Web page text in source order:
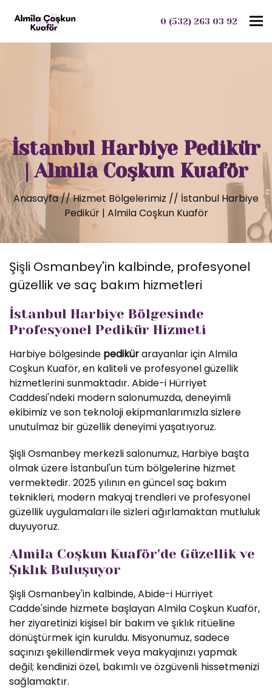
0 (532) 263 03 92
İstanbul Harbiye Pedikür
| Almila Coşkun Kuaför
Anasayfa//Hizmet Bölgelerimiz // İstanbul Harbiye
Pedikür | Almila Coşkun Kuaför
Şişli Osmanbey'in kalbinde, profesyonel
güzellik ve saç bakım hizmetleri
İstanbul Harbiye Bölgesinde
Profesyonel Pedikür Hizmeti
Harbiye bölgesinde pedikürarayanlar için Almila
Coşkun Kuaför, en kaliteli ve profesyonel güzellik
hizmetlerini sunmaktadır. Abide-i Hürriyet
Caddesi'ndeki modern salonumuzda, deneyimli
ekibimiz ve son teknoloji ekipmanlarımızla sizlere
unutulmaz bir güzellik deneyimi yaşatıyoruz.
Şişli Osmanbey merkezli salonumuz, Harbiye başta
olmak üzere İstanbul'un tüm bölgelerine hizmet
vermektedir. 2025 yılının en güncel saç bakım
teknikleri, modern makyaj trendleri ve profesyonel
güzellik uygulamaları ile sizleri ağırlamaktan mutluluk
duyuyoruz.
Almila Coşkun Kuaför'de Güzellik ve
Şıklık Buluşuyor
Şişli Osmanbey'in kalbinde, Abide-i Hürriyet
Cadde'sinde hizmete başlayan Almila Coşkun Kuaför,
her ziyaretinizi kişisel bir bakım ve şıklık ritüeline
dönüştürmek için kuruldu. Misyonumuz, sadece
saçınızı şekillendirmek veya makyajınızı yapmak
değil; kendinizi özel, bakımlı ve özgüvenli hissetmenizi
sağlamaktır.